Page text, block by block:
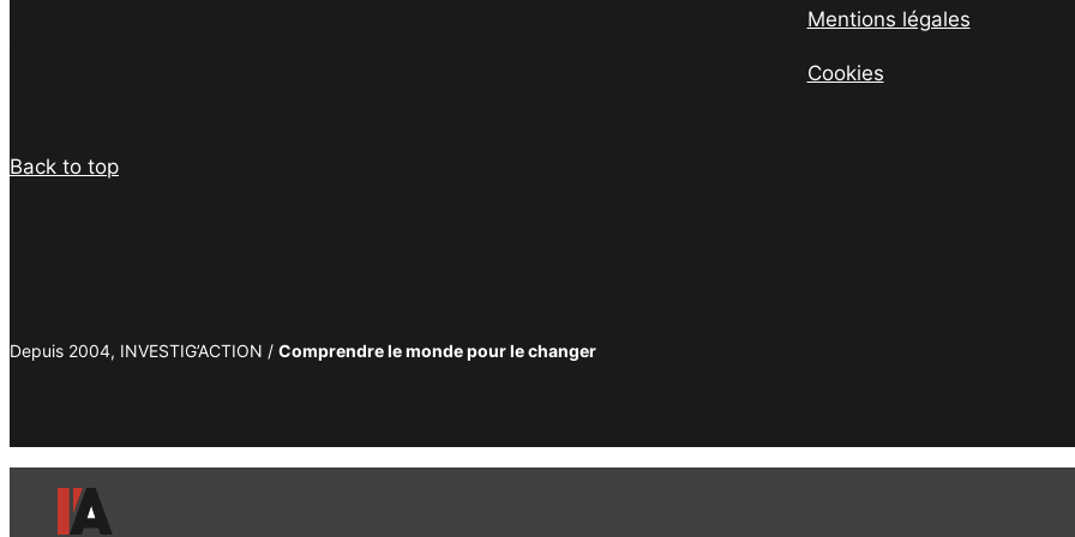
Mentions légales
Cookies
Back to top
Depuis 2004, INVESTIG’ACTION / Comprendre le monde pour le changer